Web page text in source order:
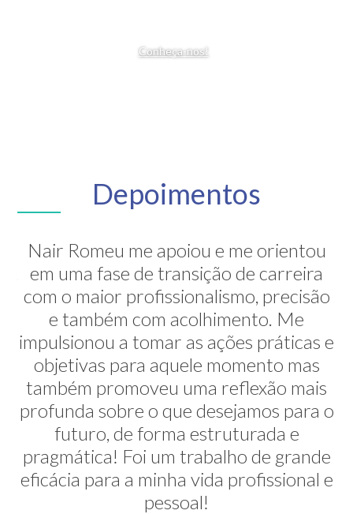
Conheça-nos!
Depoimentos
Nair Romeu me apoiou e me orientou
em uma fase de transição de carreira
com o maior profissionalismo, precisão
e também com acolhimento. Me
impulsionou a tomar as ações práticas e
objetivas para aquele momento mas
também promoveu uma reflexão mais
profunda sobre o que desejamos para o
futuro, de forma estruturada e
pragmática! Foi um trabalho de grande
eficácia para a minha vida profissional e
pessoal!
A Nair é inesquecível! Através de sua
grande competência ela me mostrou
alternativas na minha transição de
carreira. E ela faz isso de uma maneira
muito sútil e elegante. Hoje exerço uma
profissão nunca pensada antes. Meus
agradecimentos!
Erica Rodrigues
Consultora em Qualidade, Meio Ambiente, Saúde e
Segurança do Trabalho